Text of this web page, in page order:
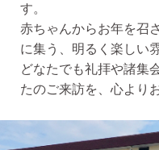
す。
赤ちゃんからお年を召
に集う、明るく楽しい
どなたでも礼拝や諸集
たのご来訪を、心より